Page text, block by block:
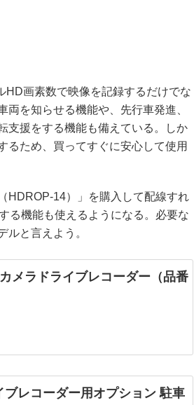
画素数で映像を記録するだけでな
両を知らせる機能や、先行車発進、
支援をする機能も備えている。しか
るため、買ってすぐに安心して使用
HDROP-14）」を購入して配線すれ
る機能も使えるようになる。必要な
ルと言えよう。
メラドライブレコーダー（品番
ブレコーダー用オプション 駐車